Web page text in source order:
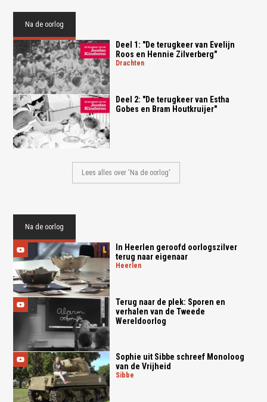
Na de oorlog
Deel 1: "De terugkeer van Evelijn
Roos en Hennie Zilverberg"
drachten
Deel 2: "De terugkeer van Estha
Gobes en Bram Houtkruijer"
Lees alles over 'Na de oorlog'
Na de oorlog
In Heerlen geroofd oorlogszilver
terug naar eigenaar
heerlen
Terug naar de plek: Sporen en
verhalen van de Tweede
Wereldoorlog
Sophie uit Sibbe schreef Monoloog
van de Vrijheid
sibbe